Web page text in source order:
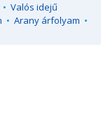
• Valós idejű
• Arany árfolyam •